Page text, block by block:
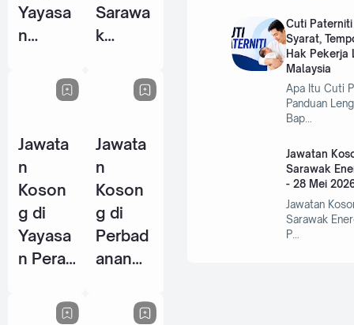
Yayasa
n
n Johor
2026
Sarawa
k
Perfor
Excelle
nce
(SCOP
E) - 15
Jun
2026
Jawata
n
Koson
g di
Yayasa
n Perak
Jawata
n
Koson
g di
Perbad
anan
Selang
Cuti
Syarat,
Hak Pekerja
Malaysia
Apa Itu Cuti
Panduan
Bap…
Jawatan
Sarawak
- 28 Mei
Jawatan
Sarawak
P…